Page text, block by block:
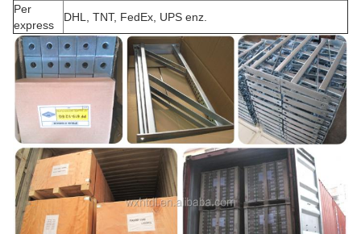
Per
express
DHL, TNT, FedEx, UPS enz.